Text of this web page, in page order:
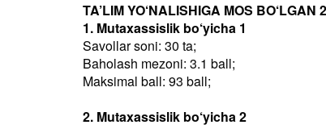
TA’LIM YO‘NALISHIGA MOS BO‘LGAN
1. Mutaxassislik bo‘yicha 1
Savollar soni: 30 ta;
Baholash mezoni: 3.1 ball;
Maksimal ball: 93 ball;
2. Mutaxassislik bo‘yicha 2